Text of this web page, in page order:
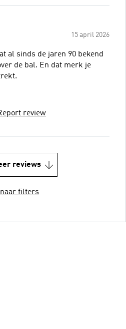
15 april 2026
al sinds de jaren 90 bekend
de bal. En dat merk je
review
reviews
naar filters